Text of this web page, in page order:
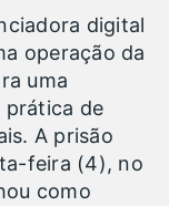
digital
operação da
uma
prática de
A prisão
feira (4), no
como